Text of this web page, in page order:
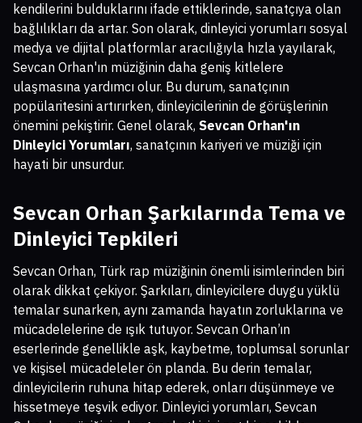
kendilerini bulduklarını ifade ettiklerinde, sanatçıya olan
bağlılıkları da artar. Son olarak, dinleyici yorumları sosyal
medya ve dijital platformlar aracılığıyla hızla yayılarak,
Sevcan Orhan'ın müziğinin daha geniş kitlelere
ulaşmasına yardımcı olur. Bu durum, sanatçının
popülaritesini artırırken, dinleyicilerinin de görüşlerinin
önemini pekiştirir. Genel olarak, Sevcan Orhan'ın
Dinleyici Yorumları, sanatçının kariyeri ve müziği için
hayati bir unsurdur.
Sevcan Orhan Şarkılarında Tema ve
Dinleyici Tepkileri
Sevcan Orhan, Türk rap müziğinin önemli isimlerinden biri
olarak dikkat çekiyor. Şarkıları, dinleyicilere duygu yüklü
temalar sunarken, aynı zamanda hayatın zorluklarına ve
mücadelelerine de ışık tutuyor. Sevcan Orhan’ın
eserlerinde genellikle aşk, kaybetme, toplumsal sorunlar
ve kişisel mücadeleler ön planda. Bu derin temalar,
dinleyicilerin ruhuna hitap ederek, onları düşünmeye ve
hissetmeye teşvik ediyor. Dinleyici yorumları, Sevcan